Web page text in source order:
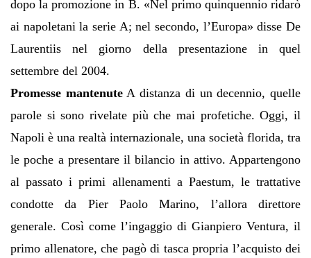
dopo la promozione in B. «Nel primo quinquennio ridarò
ai napoletani la serie A; nel secondo, l’Europa» disse De
Laurentiis nel giorno della presentazione in quel
settembre del 2004.
Promesse mantenuteA distanza di un decennio, quelle
parole si sono rivelate più che mai profetiche. Oggi, il
Napoli è una realtà internazionale, una società florida, tra
le poche a presentare il bilancio in attivo. Appartengono
al passato i primi allenamenti a Paestum, le trattative
condotte da Pier Paolo Marino, l’allora direttore
generale. Così come l’ingaggio di Gianpiero Ventura, il
primo allenatore, che pagò di tasca propria l’acquisto dei